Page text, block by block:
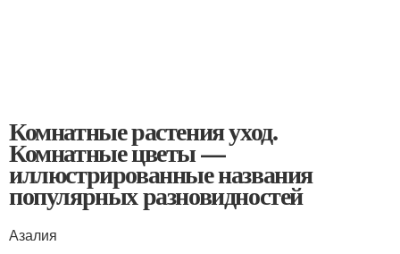
Комнатные растения уход.
Комнатные цветы —
иллюстрированные названия
популярных разновидностей
Азалия